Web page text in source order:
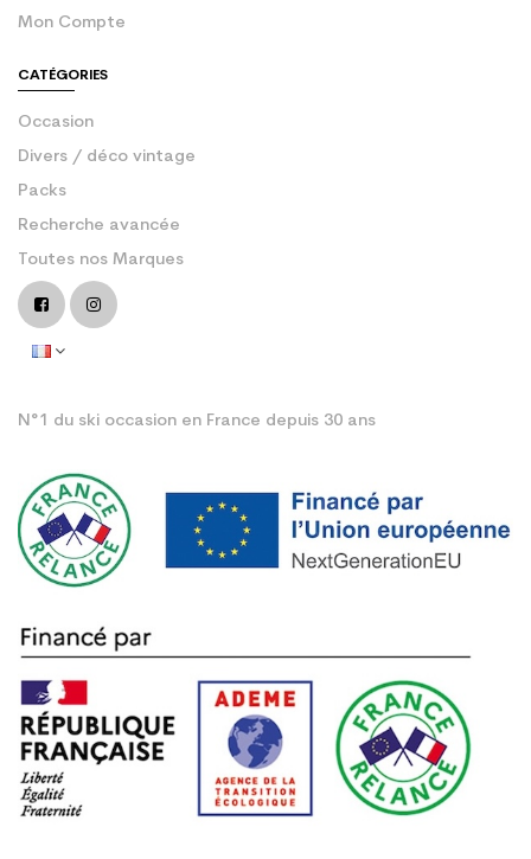
Mon Compte
CATÉGORIES
Occasion
Divers / déco vintage
Packs
Recherche avancée
Toutes nos Marques
N°1 du ski occasion en France depuis 30 ans